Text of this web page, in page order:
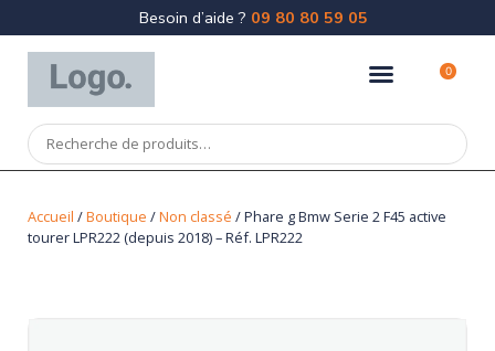
Besoin d’aide ? 09 80 80 59 05
0
Accueil /Boutique /Non classé / Phare g Bmw Serie 2 F45 active
tourer LPR222 (depuis 2018) – Réf. LPR222